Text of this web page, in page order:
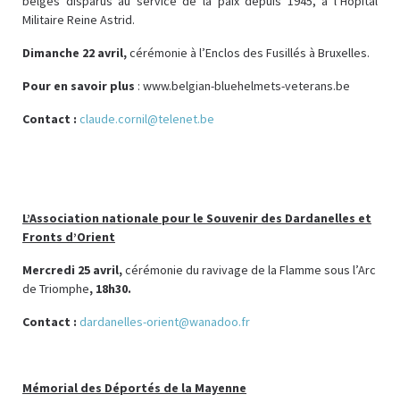
Militaire Reine Astrid.
Dimanche 22 avril,cérémonie à l’Enclos des Fusillés à Bruxelles.
Pour en savoir plus : www.belgian-bluehelmets-veterans.be
Contact : claude.cornil@telenet.be
L’Association nationale pour le Souvenir des Dardanelles et
Fronts d’Orient
Mercredi 25 avril,cérémonie du ravivage de la Flamme sous l’Arc
de Triomphe, 18h30.
Contact : dardanelles-orient@wanadoo.fr
Mémorial des Déportés de la Mayenne